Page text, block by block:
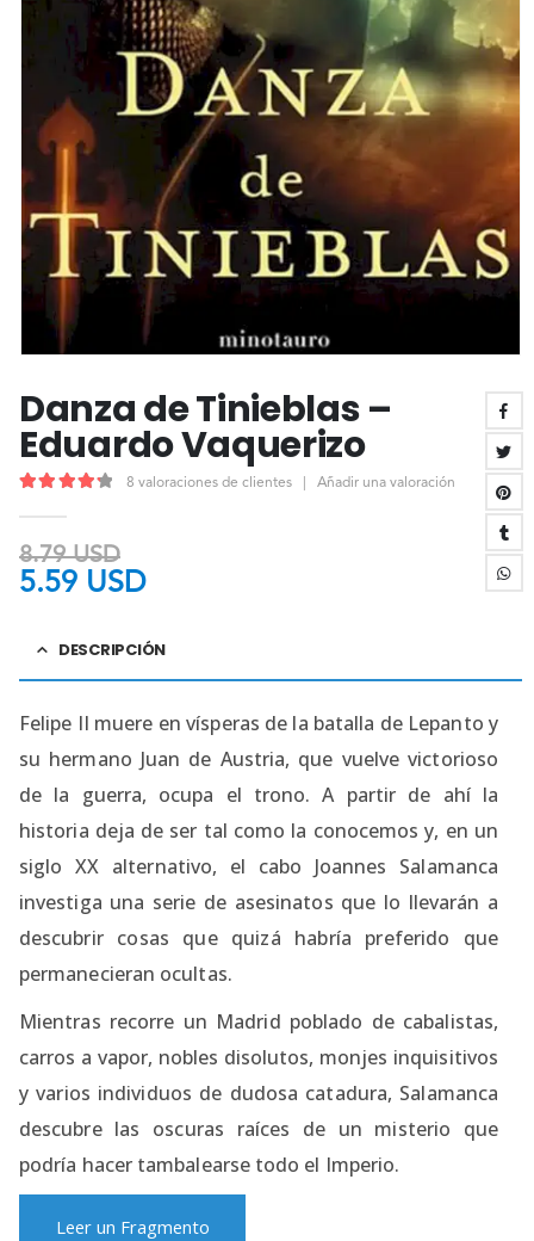
Danza de Tinieblas –
Eduardo Vaquerizo
8 valoraciones de clientes Añadir una valoración
8.79USD
5.59 USD
DESCRIPCIÓN
Felipe II muere en vísperas de la batalla de Lepanto y
su hermano Juan de Austria, que vuelve victorioso
de la guerra, ocupa el trono. A partir de ahí la
historia deja de ser tal como la conocemos y, en un
siglo XX alternativo, el cabo Joannes Salamanca
investiga una serie de asesinatos que lo llevarán a
descubrir cosas que quizá habría preferido que
permanecieran ocultas.
Mientras recorre un Madrid poblado de cabalistas,
carros a vapor, nobles disolutos, monjes inquisitivos
y varios individuos de dudosa catadura, Salamanca
descubre las oscuras raíces de un misterio que
podría hacer tambalearse todo el Imperio.
Leer un Fragmento